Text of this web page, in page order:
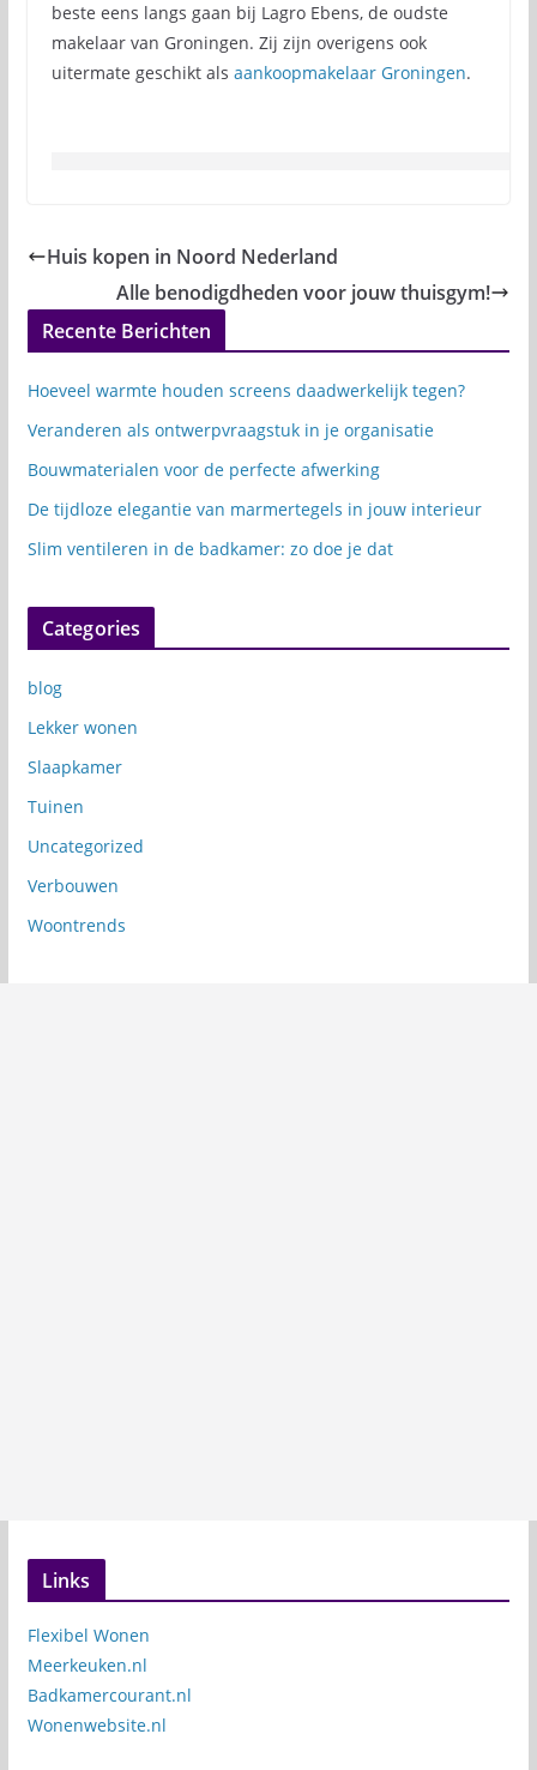
beste eens langs gaan bij Lagro Ebens, de oudste
makelaar van Groningen. Zij zijn overigens ook
uitermate geschikt als aankoopmakelaar Groningen.
Huis kopen in Noord Nederland
Alle benodigdheden voor jouw thuisgym!
Recente Berichten
Hoeveel warmte houden screens daadwerkelijk tegen?
Veranderen als ontwerpvraagstuk in je organisatie
Bouwmaterialen voor de perfecte afwerking
De tijdloze elegantie van marmertegels in jouw interieur
Slim ventileren in de badkamer: zo doe je dat
Categories
blog
Lekker wonen
Slaapkamer
Tuinen
Uncategorized
Verbouwen
Woontrends
Links
Flexibel Wonen
Meerkeuken.nl
Badkamercourant.nl
Wonenwebsite.nl